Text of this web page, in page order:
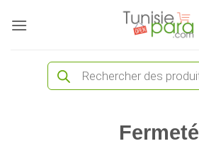
Recherche
produits
Fermeté